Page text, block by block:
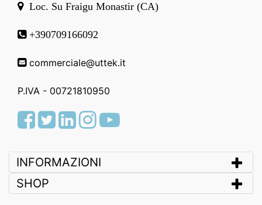
Loc. Su Fraigu Monastir (CA)
+390709166092
commerciale@uttek.it
P.IVA - 00721810950
Facebook
TwitterLinkedInInstagram
Youtube
INFORMAZIONI
SHOP